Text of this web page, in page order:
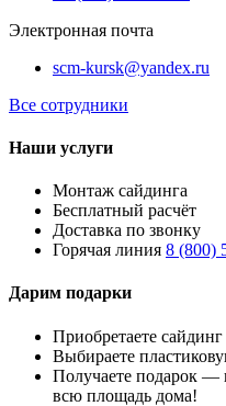
Электронная почта
scm-kursk@yandex.ru
Все сотрудники
Наши услуги
Монтаж сайдинга
Бесплатный расчёт
Доставка по звонку
Горячая линия 8 (800)
Дарим подарки
Приобретаете сайдинг
Выбираете
Получаете подарок —
всю площадь дома!